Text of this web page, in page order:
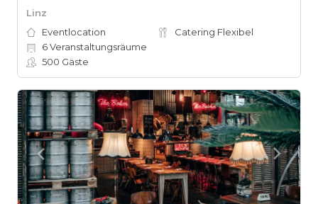
Linz
Eventlocation
Catering Flexibel
6Veranstaltungsräume
500 Gäste